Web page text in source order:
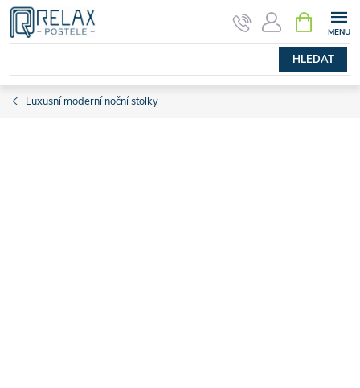
Přejít
obsah
HLEDAT
NÁKUPNÍ
KOŠÍK
Luxusní moderní noční stolky